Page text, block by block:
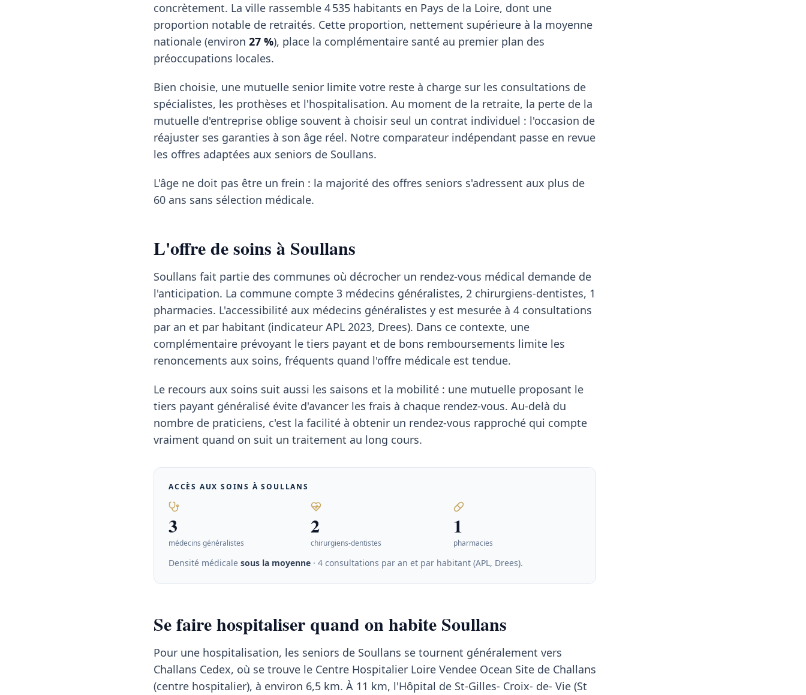
concrètement. La ville rassemble 4 535 habitants en Pays de la Loire, dont une
proportion notable de retraités. Cette proportion, nettement supérieure à la moyenne
nationale (environ 27 %), place la complémentaire santé au premier plan des
préoccupations locales.
Bien choisie, une mutuelle senior limite votre reste à charge sur les consultations de
spécialistes, les prothèses et l'hospitalisation. Au moment de la retraite, la perte de la
mutuelle d'entreprise oblige souvent à choisir seul un contrat individuel : l'occasion de
réajuster ses garanties à son âge réel. Notre comparateur indépendant passe en revue
les offres adaptées aux seniors de Soullans.
L'âge ne doit pas être un frein : la majorité des offres seniors s'adressent aux plus de
60 ans sans sélection médicale.
L'offre de soins à Soullans
Soullans fait partie des communes où décrocher un rendez-vous médical demande de
l'anticipation. La commune compte 3 médecins généralistes, 2 chirurgiens-dentistes, 1
pharmacies. L'accessibilité aux médecins généralistes y est mesurée à 4 consultations
par an et par habitant (indicateur APL 2023, Drees). Dans ce contexte, une
complémentaire prévoyant le tiers payant et de bons remboursements limite les
renoncements aux soins, fréquents quand l'offre médicale est tendue.
Le recours aux soins suit aussi les saisons et la mobilité : une mutuelle proposant le
tiers payant généralisé évite d'avancer les frais à chaque rendez-vous. Au-delà du
nombre de praticiens, c'est la facilité à obtenir un rendez-vous rapproché qui compte
vraiment quand on suit un traitement au long cours.
ACCÈS AUX SOINS ÀSOULLANS
3
médecins généralistes
2
chirurgiens-dentistes
1
pharmacies
Densité médicale sous la moyenne · 4 consultations par an et par habitant (APL, Drees).
Se faire hospitaliser quand on habite Soullans
Pour une hospitalisation, les seniors de Soullans se tournent généralement vers
Challans Cedex, où se trouve le Centre Hospitalier Loire Vendee Ocean Site de Challans
(centre hospitalier), à environ 6,5 km. À 11 km, l'Hôpital de St-Gilles- Croix- de- Vie (St